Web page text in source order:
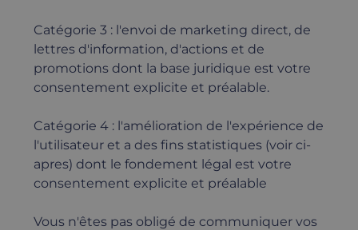
Catégorie 3 : l'envoi de marketing direct, de
lettres d'information, d'actions et de
promotions dont la base juridique est votre
consentement explicite et préalable.
Catégorie 4 : l'amélioration de l'expérience de
l'utilisateur et a des fins statistiques (voir ci-
apres) dont le fondement légal est votre
consentement explicite et préalable
Vous n'êtes pas obligé de communiquer vos